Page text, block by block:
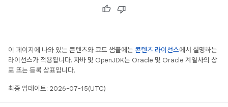
이 페이지에 나와 있는 콘텐츠와 코드 샘플에는 콘텐츠 라이선스에서 설명하는
라이선스가 적용됩니다. 자바 및 OpenJDK는 Oracle 및 Oracle 계열사의 상
표 또는 등록 상표입니다.
최종 업데이트: 2026-07-15(UTC)